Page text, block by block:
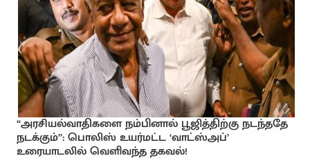
“அரசியல்வாதிகளை நம்பினால் பூஜித்திற்கு நடந்ததே
நடக்கும்”: பொலிஸ் உயர்மட்ட ‘வாட்ஸ்அப்’
உரையாடலில் வெளிவந்த தகவல்!